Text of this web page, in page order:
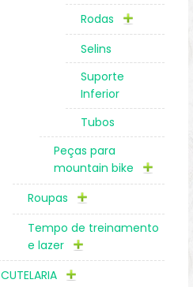
Rodas
Selins
Suporte
Inferior
Tubos
Peças para
mountain bike
Roupas
Tempo de treinamento
e lazer
CUTELARIA